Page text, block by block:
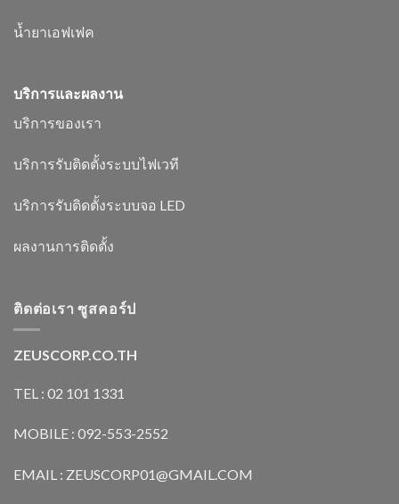
น้ำยาเอฟเฟค
บริการและผลงาน
บริการของเรา
บริการรับติดตั้งระบบไฟเวที
บริการรับติดตั้งระบบจอ LED
ผลงานการติดตั้ง
ติดต่อเรา ซูสคอร์ป
ZEUSCORP.CO.TH
TEL : 02 101 1331
MOBILE : 092-553-2552
EMAIL : ZEUSCORP01@GMAIL.COM